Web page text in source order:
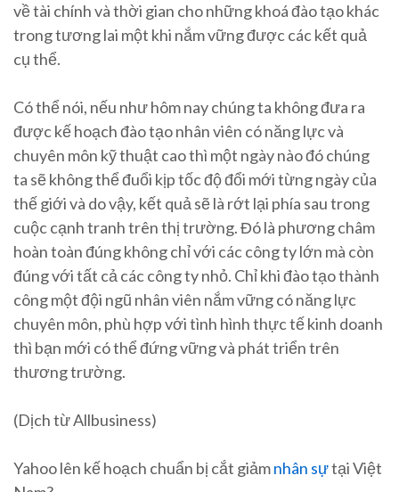
về tài chính và thời gian cho những khoá đào tạo khác
trong tương lai một khi nắm vững được các kết quả
cụ thể.
Có thể nói, nếu như hôm nay chúng ta không đưa ra
được kế hoạch đào tạo nhân viên có năng lực và
chuyên môn kỹ thuật cao thì một ngày nào đó chúng
ta sẽ không thể đuổi kịp tốc độ đổi mới từng ngày của
thế giới và do vậy, kết quả sẽ là rớt lại phía sau trong
cuộc cạnh tranh trên thị trường. Đó là phương châm
hoàn toàn đúng không chỉ với các công ty lớn mà còn
đúng với tất cả các công ty nhỏ. Chỉ khi đào tạo thành
công một đội ngũ nhân viên nắm vững có năng lực
chuyên môn, phù hợp với tình hình thực tế kinh doanh
thì bạn mới có thể đứng vững và phát triển trên
thương trường.
(Dịch từ Allbusiness)
Yahoo lên kế hoạch chuẩn bị cắt giảmnhân sựtại Việt